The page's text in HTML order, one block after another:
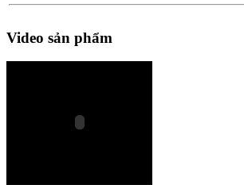
Video sản phẩm